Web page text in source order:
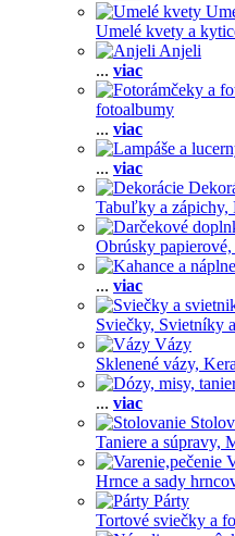
Umelé kvety a
Anjeli
... viac
fotoalbumy
... viac
... viac
Tabuľky a zápichy,
Obrúsky papierové,
... viac
Sviečky, Svietníky
Vázy
Sklenené vázy,
... viac
Taniere a súpravy,
Hrnce a sady
Párty
Tortové sviečky a